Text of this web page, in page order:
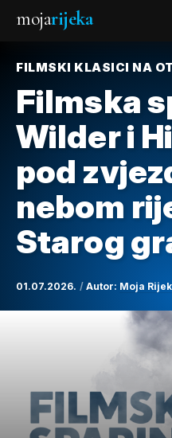
mojarijeka
FILMSKI KLASICI NA
Filmska
Wilder i
pod
nebom
Starog
01.07.2026. Autor: Moja